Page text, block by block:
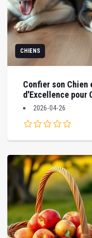
CHIENS
Confier son Chien
d'Excellence pour
2026-04-26